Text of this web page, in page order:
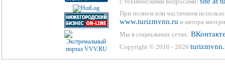
При полном или частичном
www.turizmvnn.ru и автора
Мы в социальных сетях:
Copyright © 2010 - 2026